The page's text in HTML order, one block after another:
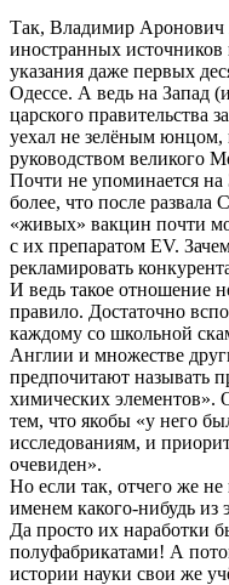
Так, Владимир Аронович
иностранных источников
указания даже первых
Одессе. А ведь на Запад
царского правительства
уехал не зелёным
руководством великого
Почти не упоминается
более, что после
«живых» вакцин почти
с их препаратом EV.
рекламировать
И ведь такое отношение
правило. Достаточно
каждому со школьной
Англии и множестве
предпочитают называть
химических элементов».
тем, что якобы «у него
исследованиям, и
очевиден».
Но если так, отчего же
именем какого-нибудь из
Да просто их наработки
полуфабрикатами! А
истории науки свои же